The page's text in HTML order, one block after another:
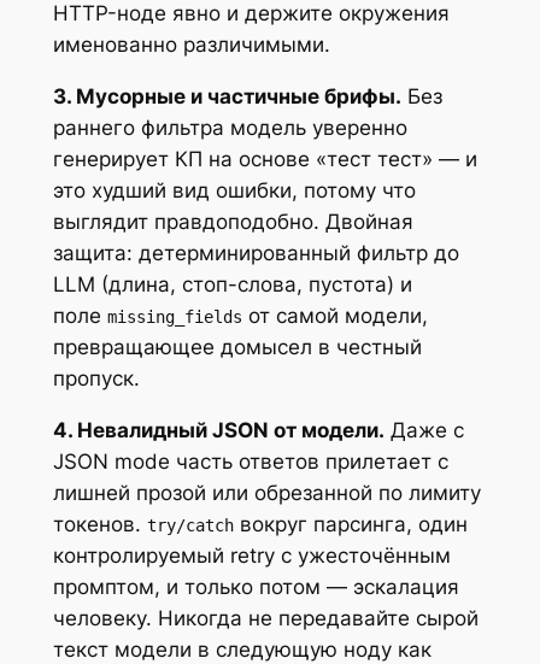
HTTP-ноде явно и держите окружения
именованно различимыми.
3. Мусорные и частичные брифы. Без
раннего фильтра модель уверенно
генерирует КП на основе «тест тест» — и
это худший вид ошибки, потому что
выглядит правдоподобно. Двойная
защита: детерминированный фильтр до
LLM (длина, стоп-слова, пустота) и
поле missing_fields от самой модели,
превращающее домысел в честный
пропуск.
4. Невалидный JSON от модели. Даже с
JSON mode часть ответов прилетает с
лишней прозой или обрезанной по лимиту
токенов. try/catchвокруг парсинга, один
контролируемый retry с ужесточённым
промптом, и только потом — эскалация
человеку. Никогда не передавайте сырой
текст модели в следующую ноду как